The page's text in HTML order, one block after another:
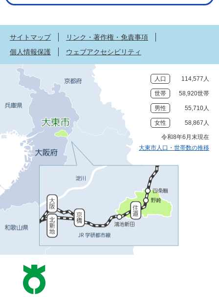
サイトマップ
リンク・著作権・免責事項
個人情報保護
ウェブアクセシビリティ
人口 114,577人
世帯 58,920世帯
男性 55,710人
女性 58,867人
令和8年6月末現在
大東市人口・世帯数の推移